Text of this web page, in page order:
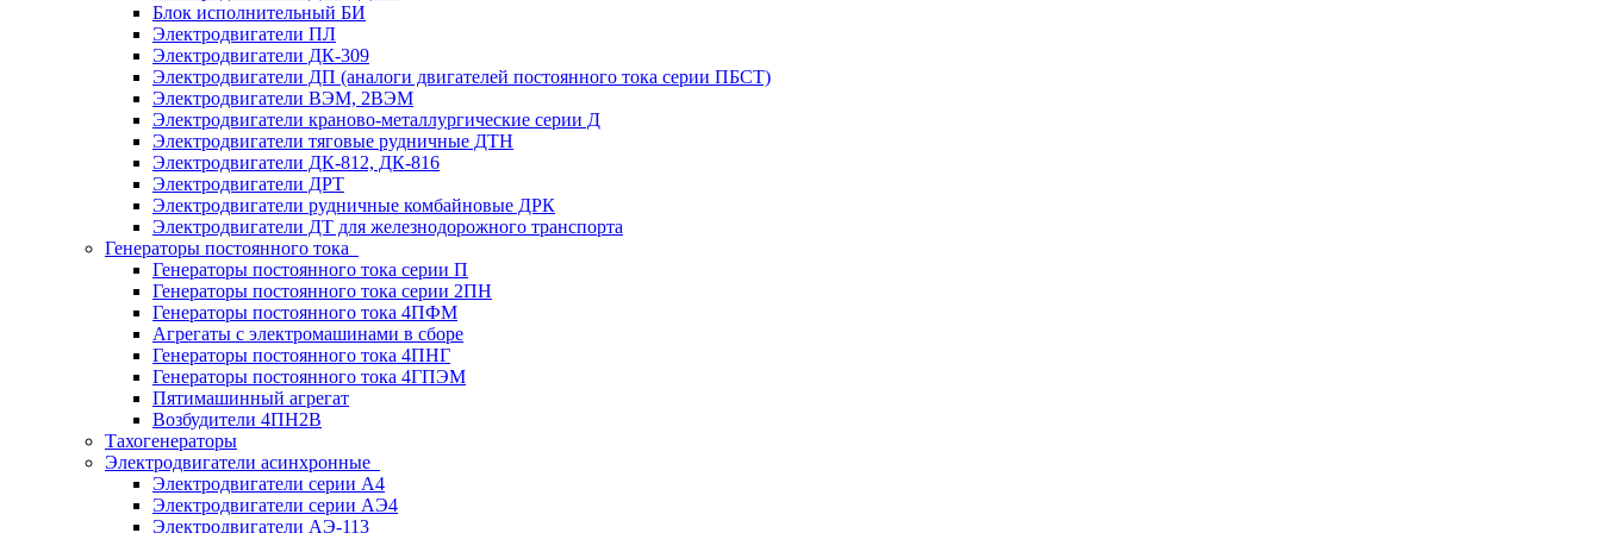
Блок исполнительный БИ
Электродвигатели ПЛ
Электродвигатели ДК-309
Электродвигатели ДП (аналоги двигателей постоянного тока серии ПБСТ)
Электродвигатели ВЭМ, 2ВЭМ
Электродвигатели краново-металлургические серии Д
Электродвигатели тяговые рудничные ДТН
Электродвигатели ДК-812, ДК-816
Электродвигатели ДРТ
Электродвигатели рудничные комбайновые ДРК
Электродвигатели ДТ для железнодорожного транспорта
Генераторы постоянного тока
Генераторы постоянного тока серии П
Генераторы постоянного тока серии 2ПН
Генераторы постоянного тока 4ПФМ
Агрегаты с электромашинами в сборе
Генераторы постоянного тока 4ПНГ
Генераторы постоянного тока 4ГПЭМ
Пятимашинный агрегат
Возбудители 4ПН2В
Тахогенераторы
Электродвигатели асинхронные
Электродвигатели серии А4
Электродвигатели серии АЭ4
Электродвигатели АЭ-113